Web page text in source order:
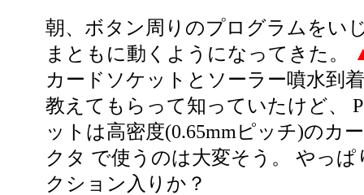
朝、ボタン周りのプログラムをい
まともに動くようになってきた。
カードソケットとソーラー噴水到
教えてもらって知っていたけど、
ットは高密度(0.65mmピッチ)のカ
クタ で使うのは大変そう。 やっ
クション入りか？